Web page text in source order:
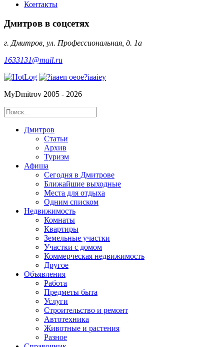
Контакты
Дмитров в соцсетях
г. Дмитров, ул. Профессиональная, д. 1а
1633131@mail.ru
MyDmitrov 2005 - 2026
Дмитров
Статьи
Архив
Туризм
Афиша
Сегодня в Дмитрове
Ближайшие выходные
Места для отдыха
Одним списком
Недвижимость
Комнаты
Квартиры
Земельные участки
Участки с домом
Коммерческая недвижимость
Другое
Объявления
Работа
Предметы быта
Услуги
Строительство и ремонт
Автотехника
Животные и растения
Разное